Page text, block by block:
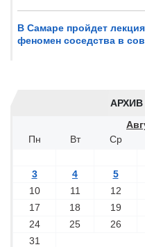
В Самаре пройдет
феномен соседства в
Пн
Вт Ср
3
4 5
10
11 12
17
18 19
24
25 26
31